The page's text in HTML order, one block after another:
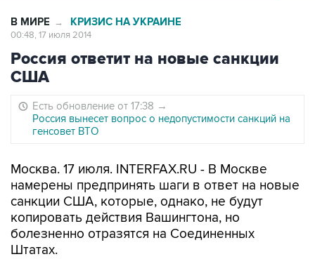
В МИРЕ → КРИЗИС НА УКРАИНЕ
00:48, 17 июля 2014
Россия ответит на новые санкции
США
Есть обновление от 17:38 →
Россия вынесет вопрос о недопустимости санкций на
генсовет ВТО
Москва. 17 июля. INTERFAX.RU - В Москве
намерены предпринять шаги в ответ на новые
санкции США, которые, однако, не будут
копировать действия Вашингтона, но
болезненно отразятся на Соединенных
Штатах.